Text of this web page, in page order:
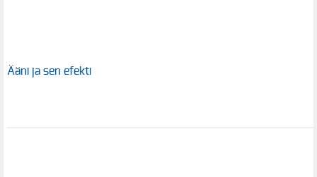
Ääni ja sen efekti